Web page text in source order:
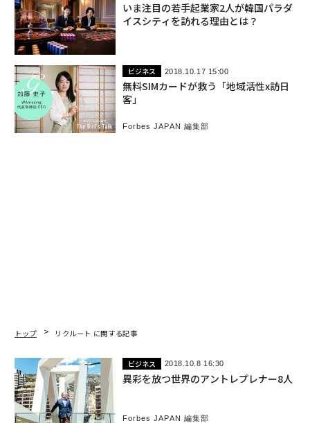
いま注目の若手起業家2人が韓国パラダ
イスシティを訪れる理由とは？
ビジネス 2018.10.17 15:00
無料SIMカードが救う「地域活性x訪日
客」
Forbes JAPAN 編集部
トップ リクルート に関する記事
ビジネス 2018.10.8 16:30
異彩を放つ世界のアントレプレナー8人
Forbes JAPAN 編集部